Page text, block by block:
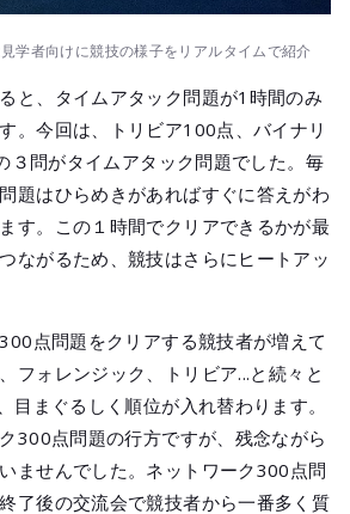
学者向けに競技の様子をリアルタイムで紹介
と、タイムアタック問題が1時間のみ
。今回は、トリビア100点、バイナリ
３問がタイムアタック問題でした。毎
題はひらめきがあればすぐに答えがわ
す。この１時間でクリアできるかが最
ながるため、競技はさらにヒートアッ
点問題をクリアする競技者が増えて
フォレンジック、トリビア...と続々と
目まぐるしく順位が入れ替わります。
300点問題の行方ですが、残念ながら
ませんでした。ネットワーク300点問
了後の交流会で競技者から一番多く質